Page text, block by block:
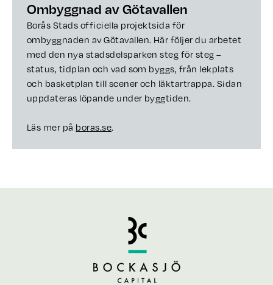
Ombyggnad av Götavallen
Borås Stads officiella projektsida för
ombyggnaden av Götavallen. Här följer du arbetet
med den nya stadsdelsparken steg för steg –
status, tidplan och vad som byggs, från lekplats
och basketplan till scener och läktartrappa. Sidan
uppdateras löpande under byggtiden.
Läs mer på boras.se.